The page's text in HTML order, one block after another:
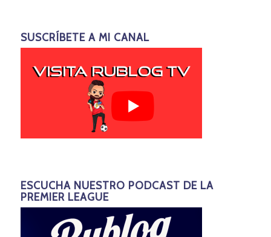
SUSCRÍBETE A MI CANAL
ESCUCHA NUESTRO PODCAST DE LA
PREMIER LEAGUE